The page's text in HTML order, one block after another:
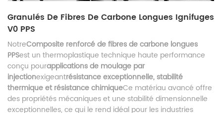
Granulés De Fibres De Carbone Longues Ignifuges
V0 PPS
NotreComposite renforcé de fibres de carbone longues
PPSest un thermoplastique technique haute performance
conçu pourapplications de moulage par
injectionexigeantrésistance exceptionnelle, stabilité
thermique et résistance chimiqueCe matériau avancé offre
des propriétés mécaniques et une stabilité dimensionnelle
exceptionnelles, ce qui le rend idéal pour les industries